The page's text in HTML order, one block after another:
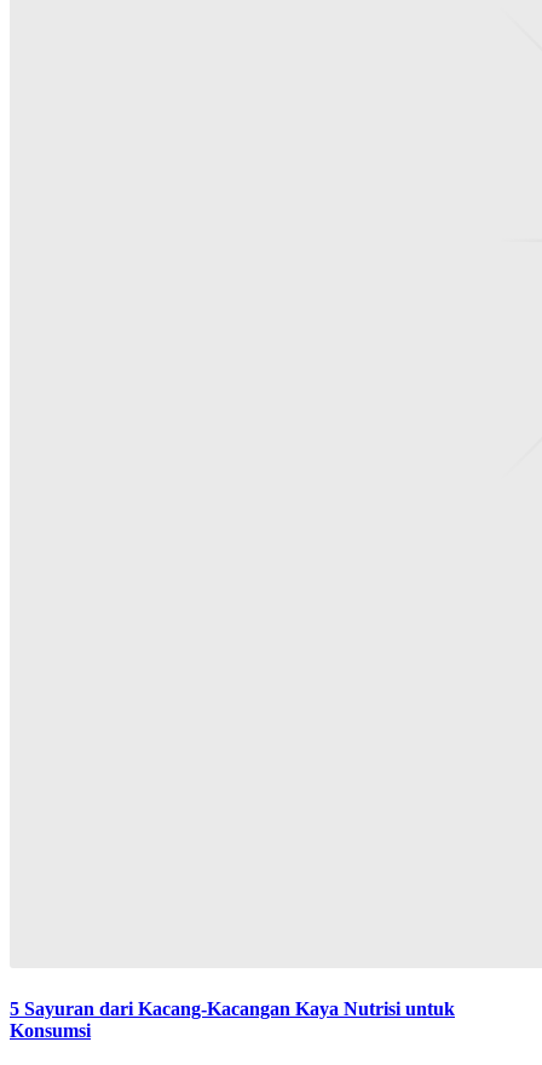
5 Sayuran dari Kacang-Kacangan Kaya Nutrisi untuk
Konsumsi